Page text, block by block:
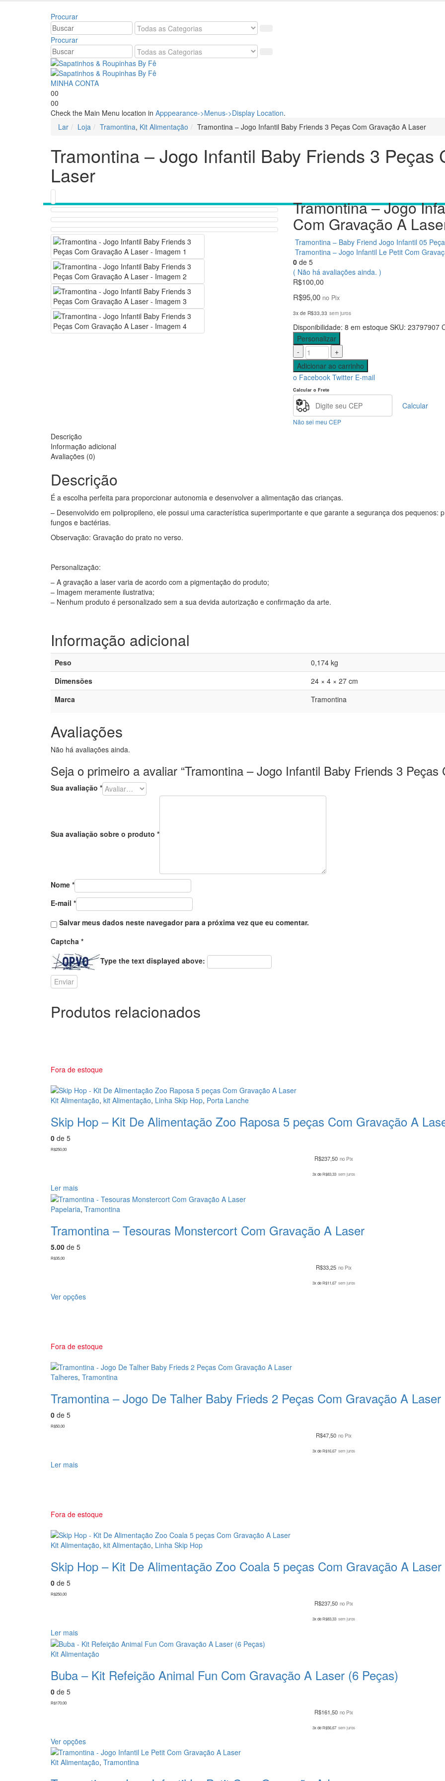
Procurar
Procurar
MINHA CONTA
00
00
Check the Main Menu location in Apppearance->Menus->Display Location.
Lar
Loja Tramontina, Kit Alimentação Tramontina – Jogo Infantil Baby Friends 3 Peças Com Gravação A Laser
Tramontina – Jogo Infantil Baby Friends 3 Peças
Laser
Tramontina – Jogo
Com Gravação A
Tramontina – Baby Friend Jogo Infantil 05
Tramontina – Jogo Infantil Le Petit Com
0de 5
( Não há avaliações ainda. )
R$100,00
R$95,00 no Pix
3x de R$33,33 sem juros
Disponibilidade: 8 em estoque SKU: 23797907
Personalizar
-
+
Adicionar ao carrinho
o Facebook Twitter E-mail
Calcular o Frete
Calcular
Não sei meu CEP
Descrição
Informação adicional
Avaliações (0)
Descrição
É a escolha perfeita para proporcionar autonomia e desenvolver a alimentação das crianças.
– Desenvolvido em polipropileno, ele possui uma característica superimportante e que garante a segurança dos pequenos:
fungos e bactérias.
Observação: Gravação do prato no verso.
Personalização:
– A gravação a laser varia de acordo com a pigmentação do produto;
– Imagem meramente ilustrativa;
– Nenhum produto é personalizado sem a sua devida autorização e confirmação da arte.
Informação adicional
Peso
0,174 kg
Dimensões
24 × 4 × 27 cm
Marca
Tramontina
Avaliações
Não há avaliações ainda.
Seja o primeiro a avaliar “Tramontina – Jogo Infantil Baby Friends 3 Peças
Sua avaliação *
Sua avaliação sobre o produto *
Nome *
E-mail *
Salvar meus dados neste navegador para a próxima vez que eu comentar.
Captcha *
Type the text displayed above:
Produtos relacionados
Fora de estoque
Kit Alimentação, kit Alimentação, Linha Skip Hop, Porta Lanche
Skip Hop – Kit De Alimentação Zoo Raposa 5 peças Com Gravação A
0 de 5
R$250,00
R$237,50 no Pix
3x deR$83,33 sem juros
Ler mais
Papelaria, Tramontina
Tramontina – Tesouras Monstercort Com Gravação A Laser
5.00 de 5
R$35,00
R$33,25 no Pix
3x deR$11,67 sem juros
Ver opçõesEste
As
podem
ser
na
página
Fora de estoque
Talheres, Tramontina
Tramontina – Jogo De Talher Baby Frieds 2 Peças Com Gravação A Laser
0 de 5
R$50,00
R$47,50 no Pix
3x deR$16,67 sem juros
Ler mais
Fora de estoque
Kit Alimentação, kit Alimentação, Linha Skip Hop
Skip Hop – Kit De Alimentação Zoo Coala 5 peças Com Gravação A Laser
0 de 5
R$250,00
R$237,50 no Pix
3x deR$83,33 sem juros
Ler mais
Kit Alimentação
Buba – Kit Refeição Animal Fun Com Gravação A Laser (6 Peças)
0 de 5
R$170,00
R$161,50 no Pix
3x deR$56,67 sem juros
Ver opçõesEste
produto
tem
Kit Alimentação, Tramontina